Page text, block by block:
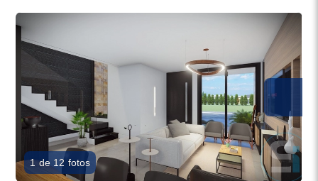
1 de 12 fotos